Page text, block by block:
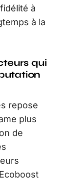
à
à la
qui
repose
plus
de